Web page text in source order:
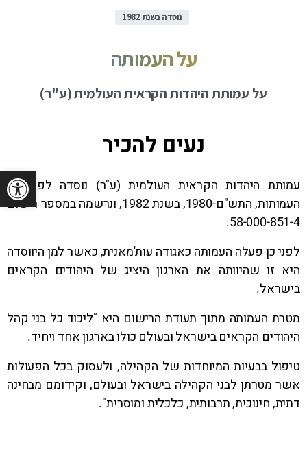
נוסדה בשנת 1982
עלהעמותה
על עמותת היהדות הקראית העולמית (ע"ר)
נעים להכיר
עמותת היהדות הקראית העולמית (ע"ר) נוסדה לפי חוק
העמותות, התש"ם-1980, בשנת 1982, ונרשמה במספר רישום
58-000-851-4.
לפני כן פעלה העמותה כאגודה עות'מאנית, כאשר למן היווסדה
היא זו שהיוותה את הארגון היציג של היהודים הקראים
בישראל.
מטרת העמותה מתוך תעודת הרישום היא "ליכוד כל בני קהל
היהודים הקראים בישראל ובעולם כולו בארגון אחד ויחיד.
טיפול בבעיות המיוחדות של הקהילה, ולעסוק בכל הפעולות
אשר מטרתן לבני הקהילה בישראל ובעולם, וקידומם מבחינה
דתית, חינוכית, תרבותית, כלכלית ומוסרית".